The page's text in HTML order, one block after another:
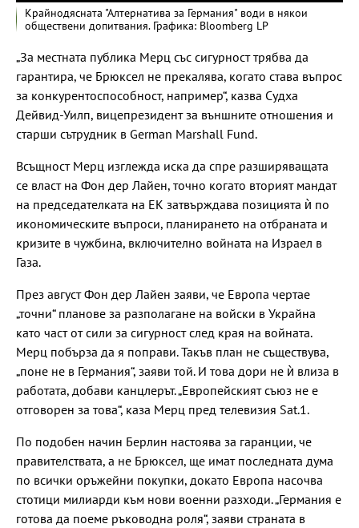
Крайнодясната "Алтернатива за Германия" води в някои
обществени допитвания. Графика: Bloomberg LP
„За местната публика Мерц със сигурност трябва да
гарантира, че Брюксел не прекалява, когато става въпрос
за конкурентоспособност, например“, казва Судха
Дейвид-Уилп, вицепрезидент за външните отношения и
старши сътрудник в German Marshall Fund.
Всъщност Мерц изглежда иска да спре разширяващата
се власт на Фон дер Лайен, точно когато вторият мандат
на председателката на ЕК затвърждава позицията ѝ по
икономическите въпроси, планирането на отбраната и
кризите в чужбина, включително войната на Израел в
Газа.
През август Фон дер Лайен заяви, че Европа чертае
„точни“ планове за разполагане на войски в Украйна
като част от сили за сигурност след края на войната.
Мерц побърза да я поправи. Такъв план не съществува,
„поне не в Германия“, заяви той. И това дори не ѝ влиза в
работата, добави канцлерът. „Европейският съюз не е
отговорен за това“, каза Мерц пред телевизия Sat.1.
По подобен начин Берлин настоява за гаранции, че
правителствата, а не Брюксел, ще имат последната дума
по всички оръжейни покупки, докато Европа насочва
стотици милиарди към нови военни разходи. „Германия е
готова да поеме ръководна роля“, заяви страната в